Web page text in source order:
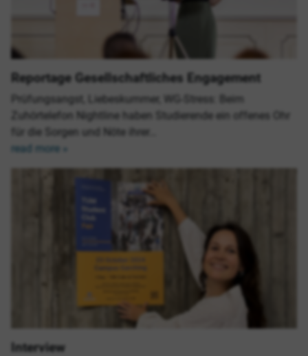
Reportage Gesellschaftliches Engagement
Prüfungsangst, Liebeskummer, WG-Stress: Beim
Zuhörtelefon Nightline haben Studierende ein offenes Ohr
für die Sorgen und Nöte ihrer…
read more »
Interview